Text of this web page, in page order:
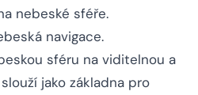
nebeské sféře.
navigace.
sféru na viditelnou a
jako základna pro